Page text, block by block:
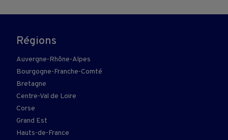
Régions
Auvergne-Rhône-Alpes
Bourgogne-Franche-Comté
Bretagne
Centre-Val de Loire
Corse
Grand Est
Hauts-de-France